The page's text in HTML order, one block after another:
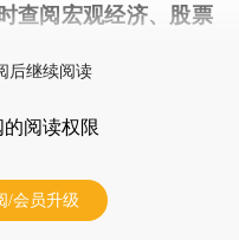
查阅宏观经济、股票
后继续阅读
阅读权限
/会员升级